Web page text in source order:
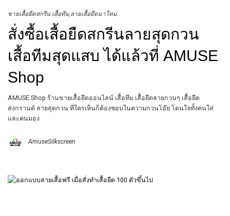
ขายเสื้อยืดสกรีน เสื้อทีม ลายเสื้อยืดมาใหม่
สั่งซื้อเสื้อยืดสกรีนลายสุดกวน
เสื้อทีมสุดแสบ ได้แล้วที่ AMUSE
Shop
AMUSE Shop ร้านขายเสื้อยืดออนไลน์ เสื้อทีม เสื้อยืดลายกวนๆ เสื้อยืด
สงกรานต์ ลายสุดกวน ที่ใครเห็นก็ต้องชอบในความกวนโอ๊ย โดนใจทั้งคนใส่
และคนมอง
AmuseSilkscreen